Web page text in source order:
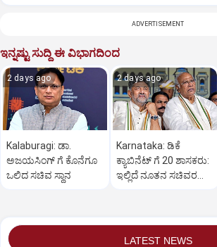
ADVERTISEMENT
ಇನ್ನಷ್ಟು ಸುದ್ದಿ ಈ ವಿಭಾಗದಿಂದ
2 days ago
Kalaburagi: ಡಾ.
ಅಜಯಸಿಂಗ್ ಗೆ ಕೊನೆಗೂ
ಒಲಿದ ಸಚಿವ ಸ್ಥಾನ
2 days ago
Karnataka: ಡಿಕೆ
ಕ್ಯಾಬಿನೆಟ್‌ ಗೆ 20 ಶಾಸಕರು:
ಇಲ್ಲಿದೆ ನೂತನ ಸಚಿವರ
LATEST NEWS